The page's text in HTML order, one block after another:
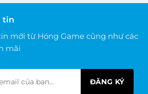
tin
mới từ Hóng Game cũng như các
mãi